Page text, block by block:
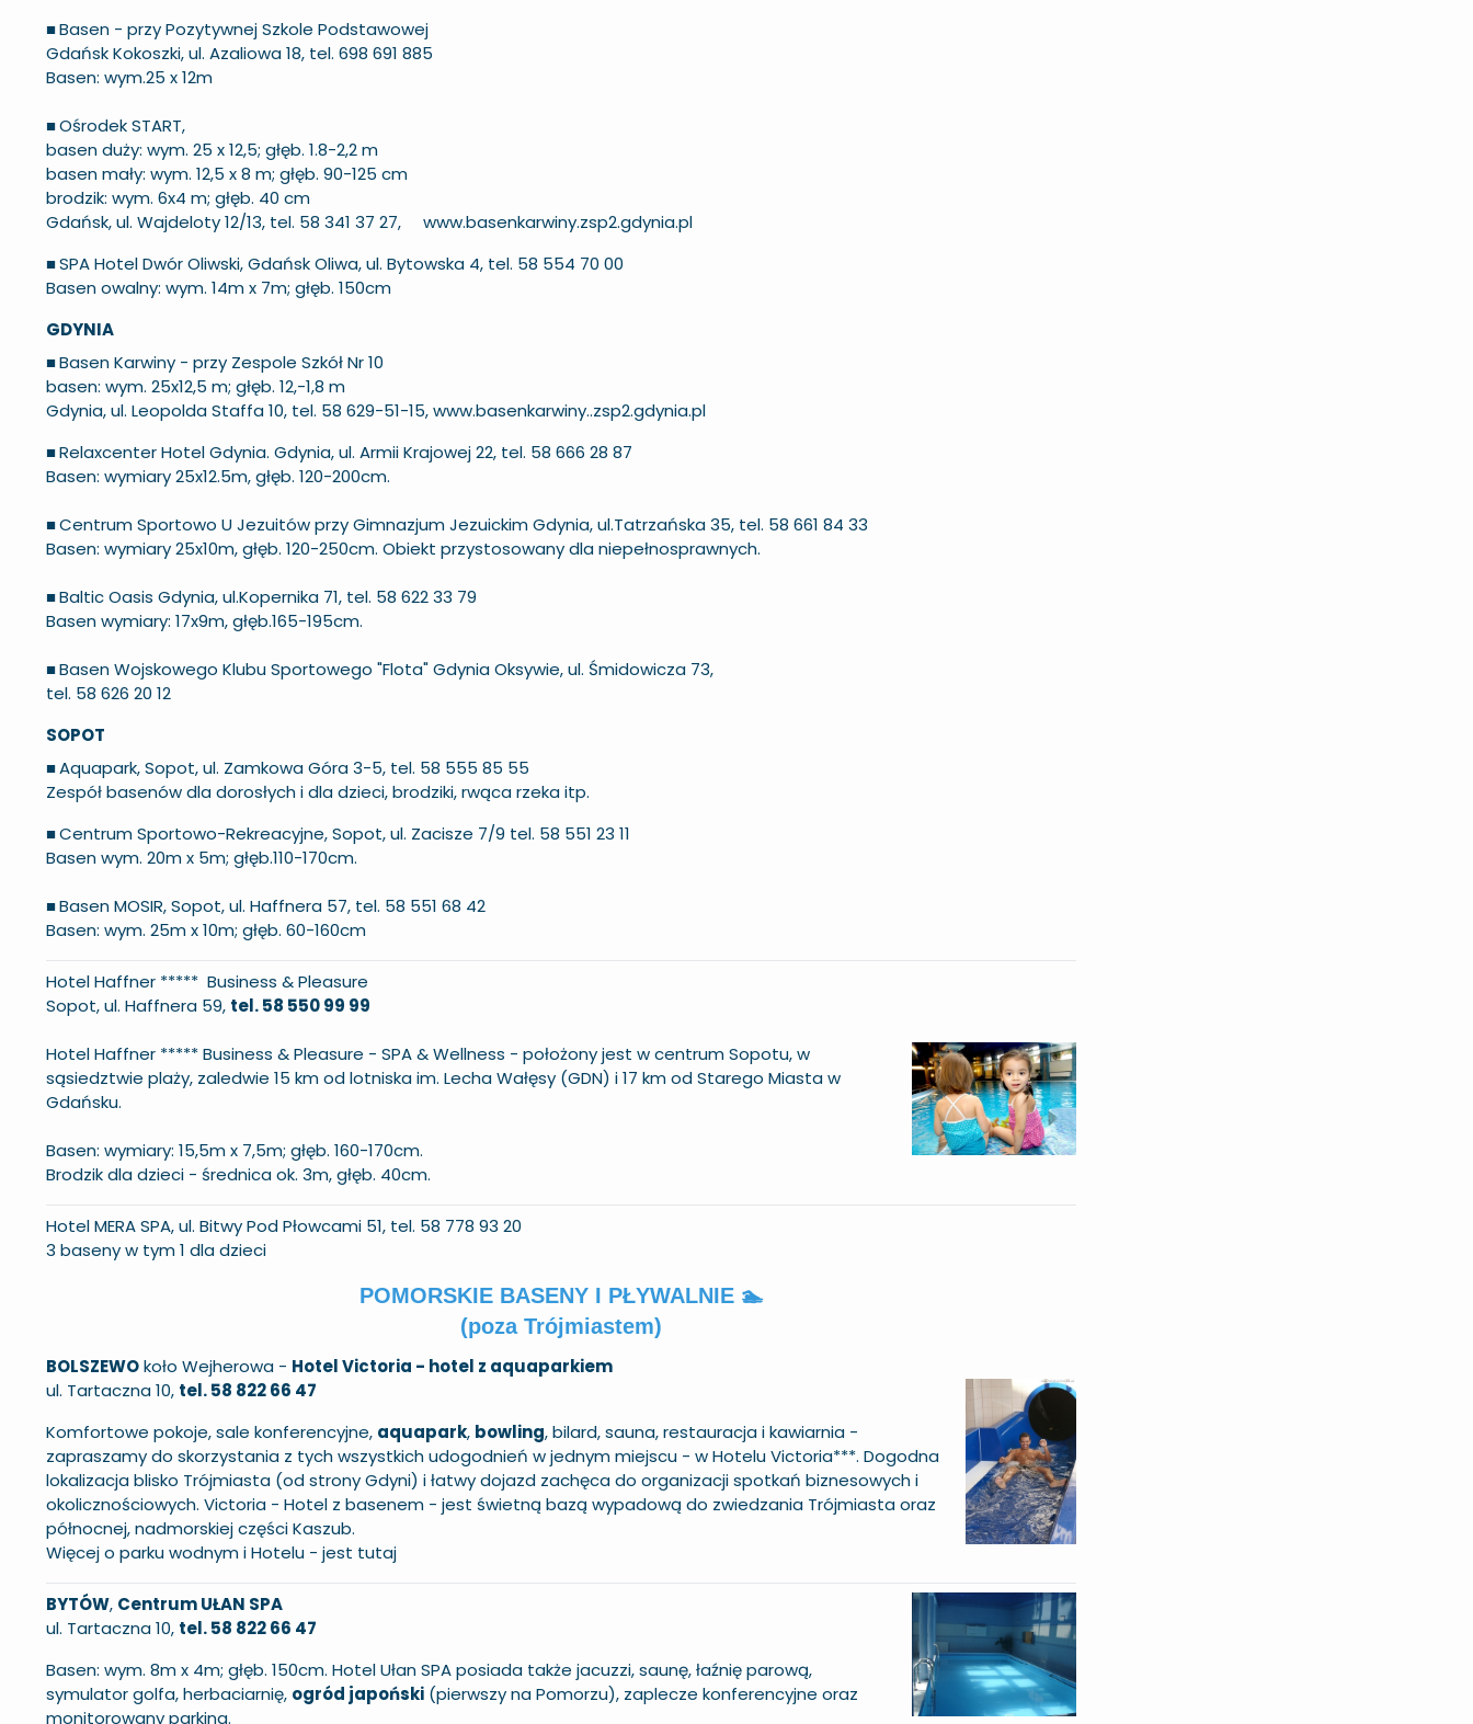
■Basen - przy Pozytywnej Szkole Podstawowej
Gdańsk Kokoszki, ul. Azaliowa 18, tel. 698 691 885
Basen: wym.25 x 12m
■Ośrodek START,
basen duży: wym. 25 x 12,5; głęb. 1.8-2,2 m
basen mały: wym. 12,5 x 8 m; głęb. 90-125 cm
brodzik: wym. 6x4 m; głęb. 40 cm
Gdańsk, ul. Wajdeloty 12/13, tel. 58 341 37 27, www.basenkarwiny.zsp2.gdynia.pl
■SPA Hotel Dwór Oliwski, Gdańsk Oliwa, ul. Bytowska 4, tel. 58 554 70 00
Basen owalny: wym. 14m x 7m; głęb. 150cm
GDYNIA
■Basen Karwiny - przy Zespole Szkół Nr 10
basen: wym. 25x12,5 m; głęb. 12,-1,8 m
Gdynia, ul. Leopolda Staffa 10, tel. 58 629-51-15,www.basenkarwiny..zsp2.gdynia.pl
■Relaxcenter Hotel Gdynia. Gdynia, ul. Armii Krajowej 22, tel. 58 666 28 87
Basen: wymiary 25x12.5m, głęb. 120-200cm.
■Centrum Sportowo U Jezuitów przy Gimnazjum Jezuickim Gdynia, ul.Tatrzańska 35, tel. 58 661 84 33
Basen: wymiary 25x10m, głęb. 120-250cm. Obiekt przystosowany dla niepełnosprawnych.
■Baltic Oasis Gdynia, ul.Kopernika 71, tel. 58 622 33 79
Basen wymiary: 17x9m, głęb.165-195cm.
■Basen Wojskowego Klubu Sportowego "Flota" Gdynia Oksywie, ul. Śmidowicza 73,
tel. 58 626 20 12
SOPOT
■Aquapark, Sopot, ul. Zamkowa Góra 3-5, tel. 58 555 85 55
Zespół basenów dla dorosłych i dla dzieci, brodziki, rwąca rzeka itp.
■Centrum Sportowo-Rekreacyjne, Sopot, ul. Zacisze 7/9 tel. 58 551 23 11
Basen wym. 20m x 5m; głęb.110-170cm.
■Basen MOSIR, Sopot, ul. Haffnera 57, tel. 58 551 68 42
Basen: wym. 25m x 10m; głęb. 60-160cm
Hotel Haffner ***** Business & Pleasure
Sopot, ul. Haffnera 59, tel. 58 550 99 99
Hotel Haffner ***** Business & Pleasure - SPA & Wellness - położony jest w centrum Sopotu, w
sąsiedztwie plaży, zaledwie 15 km od lotniska im. Lecha Wałęsy (GDN) i 17 km od Starego Miasta w
Gdańsku.
Basen: wymiary: 15,5m x 7,5m; głęb. 160-170cm.
Brodzik dla dzieci - średnica ok. 3m, głęb. 40cm.
Hotel MERA SPA, ul. Bitwy Pod Płowcami 51, tel. 58 778 93 20
3 baseny w tym 1 dla dzieci
POMORSKIE BASENY I PŁYWALNIE 🏊
(poza Trójmiastem)
BOLSZEWOkoło Wejherowa - Hotel Victoria - hotel z aquaparkiem
ul. Tartaczna 10, tel. 58 822 66 47
Komfortowe pokoje, sale konferencyjne, aquapark, bowling, bilard, sauna, restauracja i kawiarnia -
zapraszamy do skorzystania z tych wszystkich udogodnień w jednym miejscu - w Hotelu Victoria***. Dogodna
lokalizacja blisko Trójmiasta (od strony Gdyni) i łatwy dojazd zachęca do organizacji spotkań biznesowych i
okolicznościowych. Victoria - Hotel z basenem - jest świetną bazą wypadową do zwiedzania Trójmiasta oraz
północnej, nadmorskiej części Kaszub.
Więcej o parku wodnym i Hotelu - jest tutaj
BYTÓW, Centrum UŁAN SPA
ul. Tartaczna 10, tel. 58 822 66 47
Basen: wym. 8m x 4m; głęb. 150cm. Hotel Ułan SPA posiada także jacuzzi, saunę, łaźnię parową,
symulator golfa, herbaciarnię, ogród japoński (pierwszy na Pomorzu), zaplecze konferencyjne oraz
monitorowany parking.